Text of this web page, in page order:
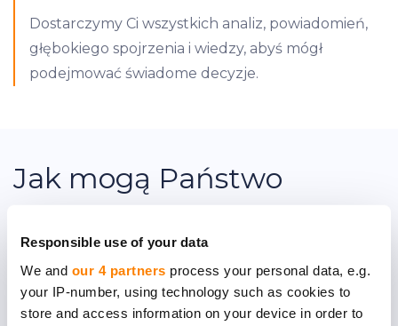
Responsible use of your data
We and our 4 partners process your personal data, e.g.
your IP-number, using technology such as cookies to
store and access information on your device in order to
Dostarczymy Ci wszystkich analiz, powiadomień,
głębokiego spojrzenia i wiedzy, abyś mógł
podejmować świadome decyzje.
Jak mogą Państwo
nami?